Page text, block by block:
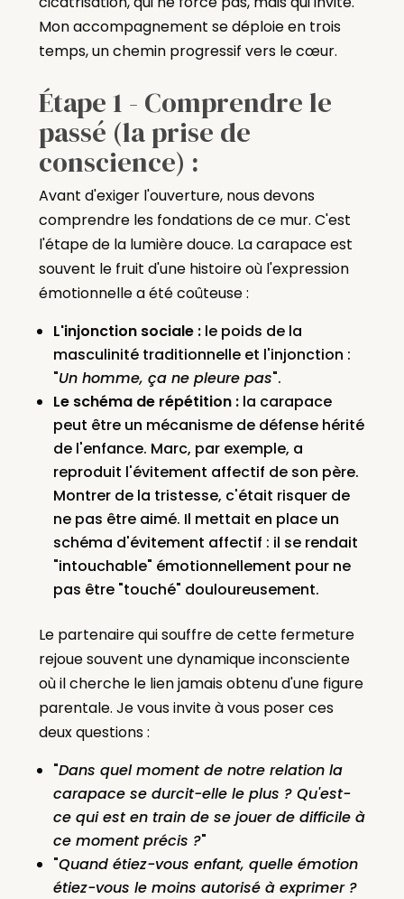
Mon accompagnement se déploie en trois
temps, un chemin progressif vers le cœur.
Étape 1 - Comprendre le
passé (la prise de
conscience) :
Avant d'exiger l'ouverture, nous devons
comprendre les fondations de ce mur. C'est
l'étape de la lumière douce. La carapace est
souvent le fruit d'une histoire où l'expression
émotionnelle a été coûteuse :
L'injonction sociale :le poids de la
masculinité traditionnelle et l'injonction :
"Un homme, ça ne pleure pas".
Le schéma de répétition :la carapace
peut être un mécanisme de défense hérité
de l'enfance. Marc, par exemple, a
reproduit l'évitement affectif de son père.
Montrer de la tristesse, c'était risquer de
ne pas être aimé. Il mettait en place un
schéma d'évitement affectif : il se rendait
"intouchable" émotionnellement pour ne
pas être "touché" douloureusement.
Le partenaire qui souffre de cette fermeture
rejoue souvent une dynamique inconsciente
où il cherche le lien jamais obtenu d'une figure
parentale. Je vous invite à vous poser ces
deux questions :
"Dans quel moment de notre relation la
carapace se durcit-elle le plus ? Qu'est-
ce qui est en train de se jouer de difficile à
ce moment précis ?"
"Quand étiez-vous enfant, quelle émotion
étiez-vous le moins autorisé à exprimer ?